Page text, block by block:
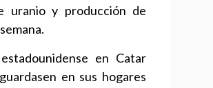
uranio y producción de
en Catar
en sus hogares